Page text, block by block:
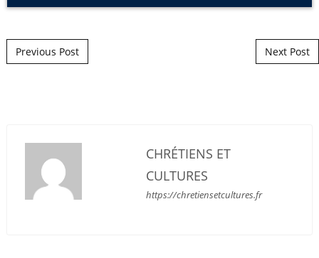
Post navigation
Previous Post Next Post
CHRÉTIENS ET
CULTURES
https://chretiensetcultures.fr